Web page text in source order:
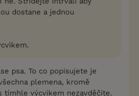
dostane a jednou
psa. To co popisujete je
plemena, kromě
tímhle výcvikem nezavděčíte.